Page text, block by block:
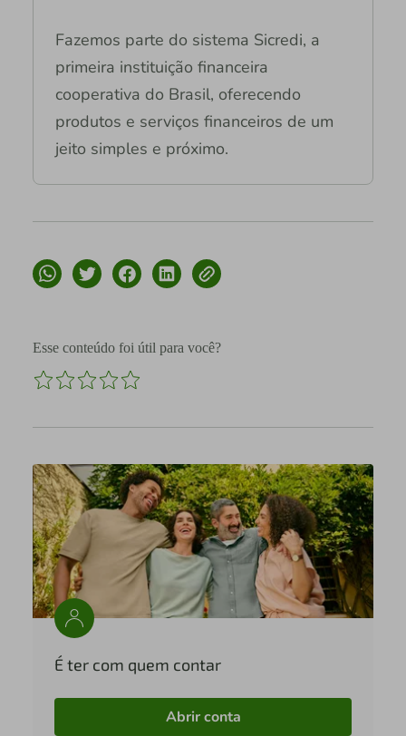
Fazemos parte do sistema Sicredi, a
primeira instituição financeira
cooperativa do Brasil, oferecendo
produtos e serviços financeiros de um
jeito simples e próximo.
Esse conteúdo foi útil para você?
É ter com quem contar
Abrir conta